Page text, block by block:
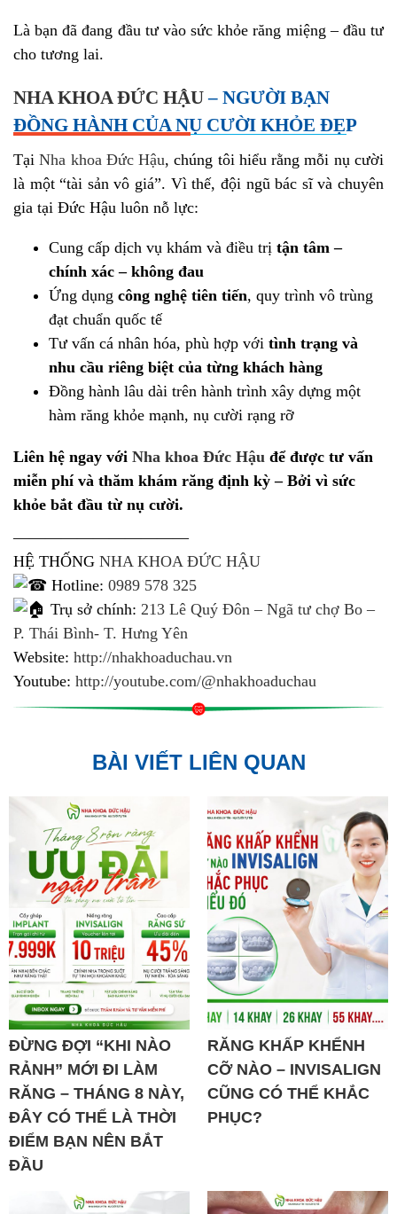
Là bạn đã đang đầu tư vào sức khỏe răng miệng – đầu tư
cho tương lai.
NHA KHOA ĐỨC HẬU– NGƯỜI BẠN
ĐỒNG HÀNH CỦA NỤ CƯỜI KHỎE ĐẸP
TạiNha khoa Đức Hậu, chúng tôi hiểu rằng mỗi nụ cười
là một “tài sản vô giá”. Vì thế, đội ngũ bác sĩ và chuyên
gia tại Đức Hậu luôn nỗ lực:
Cung cấp dịch vụ khám và điều trị tận tâm –
chính xác – không đau
Ứng dụng công nghệ tiên tiến, quy trình vô trùng
đạt chuẩn quốc tế
Tư vấn cá nhân hóa, phù hợp với tình trạng và
nhu cầu riêng biệt của từng khách hàng
Đồng hành lâu dài trên hành trình xây dựng một
hàm răng khỏe mạnh, nụ cười rạng rỡ
Liên hệ ngay với Nha khoa Đức Hậu để được tư vấn
miễn phí và thăm khám răng định kỳ – Bởi vì sức
khỏe bắt đầu từ nụ cười.
———————————
HỆ THỐNG NHA KHOA ĐỨC HẬU
Hotline: 0989 578 325
Trụ sở chính: 213 Lê Quý Đôn – Ngã tư chợ Bo –
P. Thái Bình- T. Hưng Yên
Website: http://nhakhoaduchau.vn
Youtube: http://youtube.com/@nhakhoaduchau
BÀI VIẾT LIÊN QUAN
ĐỪNG ĐỢI “KHI NÀO
RẢNH” MỚI ĐI LÀM
RĂNG – THÁNG 8 NÀY,
ĐÂY CÓ THỂ LÀ THỜI
ĐIỂM BẠN NÊN BẮT
ĐẦU
RĂNG KHẤP KHỂNH
CỠ NÀO – INVISALIGN
CŨNG CÓ THỂ KHẮC
PHỤC?